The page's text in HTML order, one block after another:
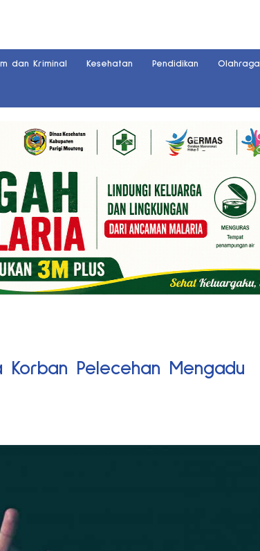
dan Kriminal Kesehatan Pendidikan Olahraga
Korban Pelecehan Mengadu